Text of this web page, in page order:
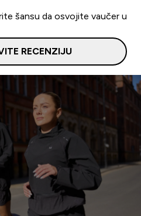
šansu da osvojite vaučer u
RECENZIJU